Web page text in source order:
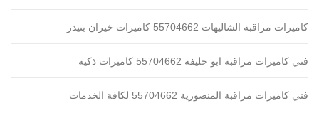
كاميرات مراقبة الشاليهات 55704662 كاميرات خيران بنيدر
فني كاميرات مراقبة ابو حليفة 55704662 كاميرات ذكية
فني كاميرات مراقبة المنصورية 55704662 لكافة الخدمات